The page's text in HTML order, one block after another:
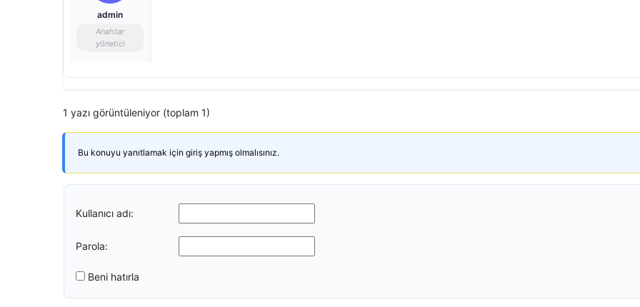
admin
Anahtar
yönetici
1 yazı görüntüleniyor (toplam 1)
Bu konuyu yanıtlamak için giriş yapmış olmalısınız.
Kullanıcı adı:
Parola:
Beni hatırla